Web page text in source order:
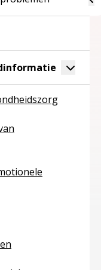
Ga naar
Toggle
van de
en prevalentie
in de sociale
stoornissen